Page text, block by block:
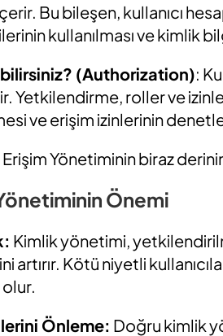
Bu bileşen, kullanıcı
kullanılması ve kimlik
(Authorization):
Yetkilendirme, roller ve
ve erişim izinlerinin
Yönetiminin biraz
Önemi
Kimlik yönetimi,
artırır. Kötü niyetli
olur.
Önleme: Doğru kimlik